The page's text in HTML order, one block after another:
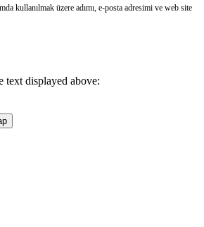
kullanılmak üzere adımı, e-posta adresimi ve web site
text displayed above: